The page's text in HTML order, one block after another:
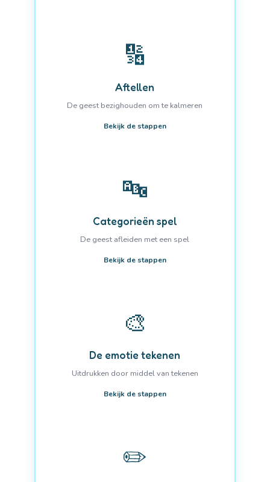
🔢
Aftellen
De geest bezighouden om te kalmeren
Bekijk de stappen
🔤
Categorieën spel
De geest afleiden met een spel
Bekijk de stappen
🎨
De emotie tekenen
Uitdrukken door middel van tekenen
Bekijk de stappen
✏️